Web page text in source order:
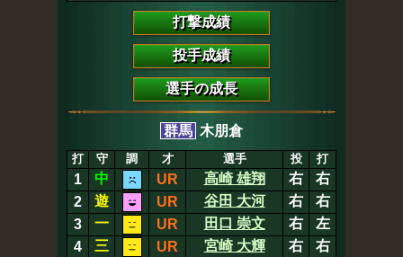
打撃成績
投手成績
選手の成長
群馬 木朋倉
打 守 調 才 選手 投 打
1 中 UR 高崎 雄翔 右
右
2
遊 UR 谷田 大河 右
右
3
一 UR 田口 崇文 右
左
4
三 UR 宮崎 大輝 右
右